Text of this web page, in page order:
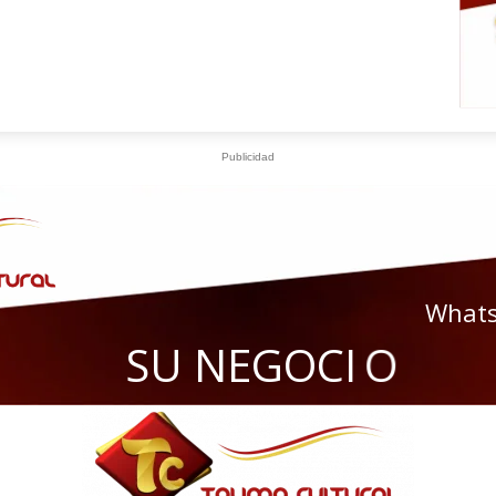
Publicidad
SU NEGOCI O